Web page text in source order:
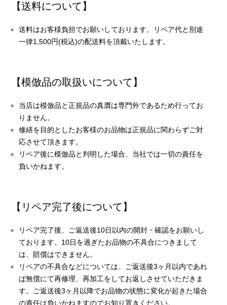
【送料について】
送料はお客様負担でお願いしております。リペア代と別途
一律1,500円(税込)の配送料を頂戴いたします。
【模倣品の取扱いについて】
当店は模倣品と正規品の真贋は専門外であるため行ってお
りません。
修繕を目的としたお客様のお品物は正規品に関わらずご対
応させて頂きます。
リペア後に模倣品と判明した場合、当社では一切の責任を
負いかねます。
【リペア完了後について】
リペア完了後、ご返送後10日以内の開封・確認をお願いし
ております。10日を過ぎたお品物の不具合につきまして
は、賠償はできません。
リペアの不具合などについては、ご返送後3ヶ月以内であれ
ば無償にて再修理、再加工をしてお返しさせていただきま
す。ご返送後3ヶ月以降でお品物の状態に変化が起きた場合
の責任は負いかねますのでお知り置きください。